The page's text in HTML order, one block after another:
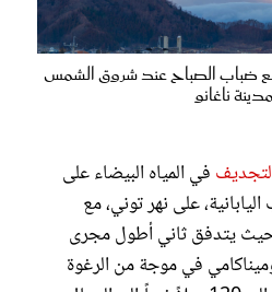
مع ضباب الصباح عند شروق الشمس
ناغانو
في المياه البيضاء على
على نهر توني، مع
حيث يتدفق ثاني أطول مجرى
في موجة من الرغوة